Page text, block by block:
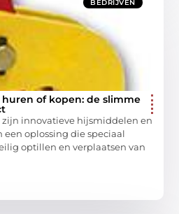
BEDRIJVEN
of kopen: de slimme
zijn innovatieve hijsmiddelen en
oplossing die speciaal
optillen en verplaatsen van